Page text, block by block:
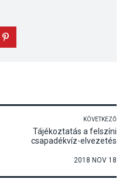
KÖVETKEZŐ
Tájékoztatás a felszíni
csapadékvíz-elvezetés
2018 NOV 18